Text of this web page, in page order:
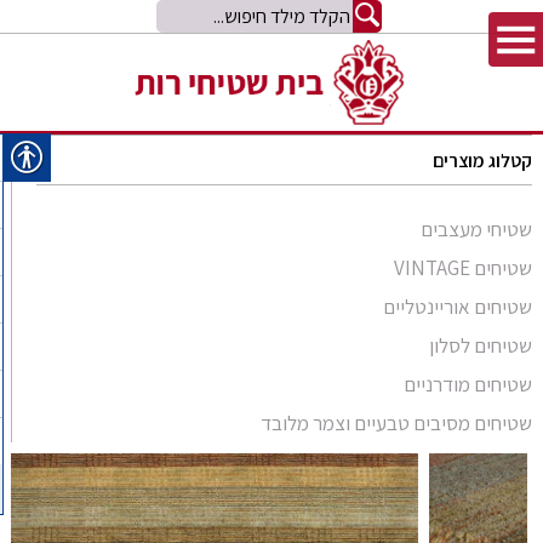
קטלוג מוצרים
שטיחי מעצבים
שטיחים VINTAGE
שטיחים אוריינטליים
סומק פרסי
סומק קווקזי
שטיח קילים
קילים אפגני
קילים הודי
שטיחי זיגלר
שטיחי משי
שטיחים לסלון
שטיחים מודרניים
Arabesque
Bliss
Comfort Shag
שטיחים מסיבים טבעיים וצמר מלובד
שטיחים מסיבים טבעיים
שטיחים מצמר מלובד